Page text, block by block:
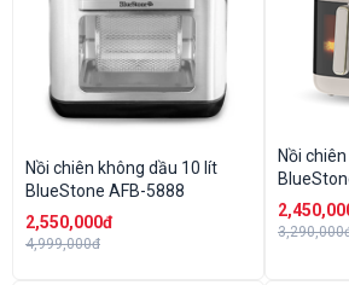
Nồi chiên không dầu 10 lít
BlueStone AFB-5888
2,550,000đ
4,999,000đ
Nồi